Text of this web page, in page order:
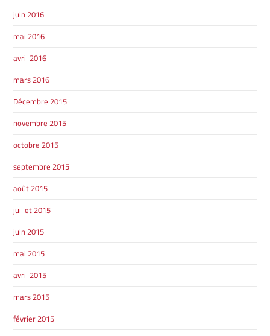
juin 2016
mai 2016
avril 2016
mars 2016
Décembre 2015
novembre 2015
octobre 2015
septembre 2015
août 2015
juillet 2015
juin 2015
mai 2015
avril 2015
mars 2015
février 2015